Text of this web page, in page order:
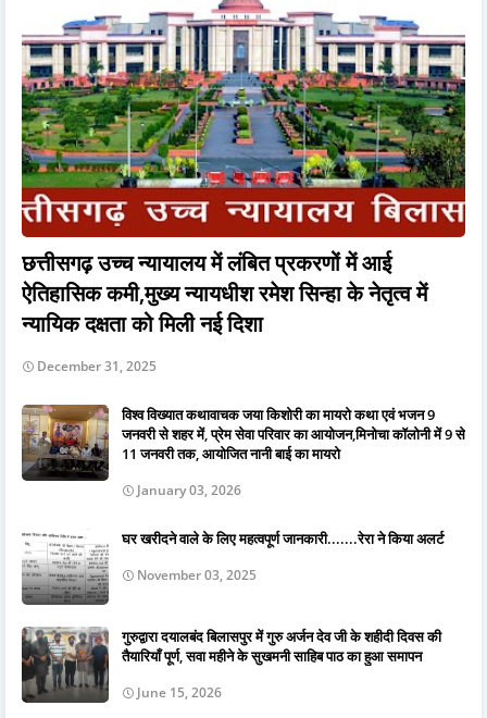
छत्तीसगढ़ उच्च न्यायालय में लंबित प्रकरणों में आई
ऐतिहासिक कमी,मुख्य न्यायधीश रमेश सिन्हा के नेतृत्व में
न्यायिक दक्षता को मिली नई दिशा
December 31, 2025
विश्व विख्यात कथावाचक जया किशोरी का मायरो कथा एवं भजन 9
जनवरी से शहर में, प्रेम सेवा परिवार का आयोजन,मिनोचा कॉलोनी में 9 से
11 जनवरी तक, आयोजित नानी बाई का मायरो
January 03, 2026
घर खरीदने वाले के लिए महत्वपूर्ण जानकारी.......रेरा ने किया अलर्ट
November 03, 2025
गुरुद्वारा दयालबंद बिलासपुर में गुरु अर्जन देव जी के शहीदी दिवस की
तैयारियाँ पूर्ण, सवा महीने के सुखमनी साहिब पाठ का हुआ समापन
June 15, 2026